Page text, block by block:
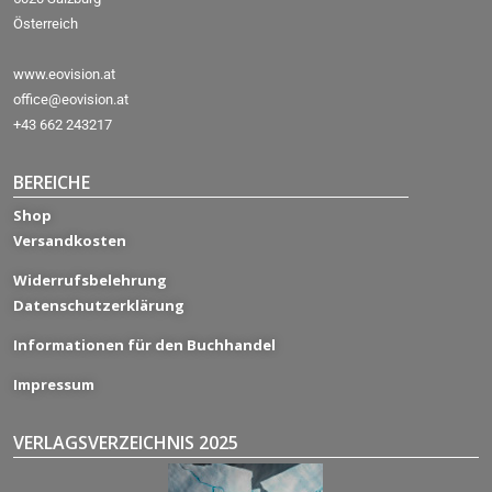
Österreich
www.eovision.at
office@eovision.at
+43 662 243217
BEREICHE
Shop
Versandkosten
Widerrufsbelehrung
Datenschutzerklärung
Informationen für den Buchhandel
Impressum
VERLAGSVERZEICHNIS 2025